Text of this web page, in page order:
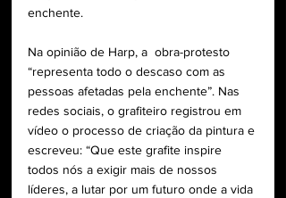
enchente.
Na opinião de Harp, a  obra-protesto
“representa todo o descaso com as
pessoas afetadas pela enchente”. Nas
redes sociais, o grafiteiro registrou em
vídeo o processo de criação da pintura e
escreveu: “Que este grafite inspire
todos nós a exigir mais de nossos
líderes, a lutar por um futuro onde a vida